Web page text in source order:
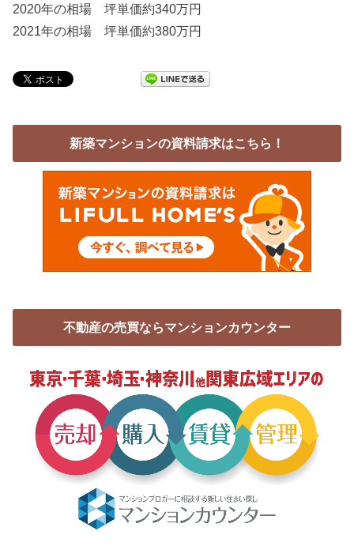
2020年の相場 坪単価約340万円
2021年の相場 坪単価約380万円
新築マンションの資料請求はこちら！
不動産の売買ならマンションカウンター